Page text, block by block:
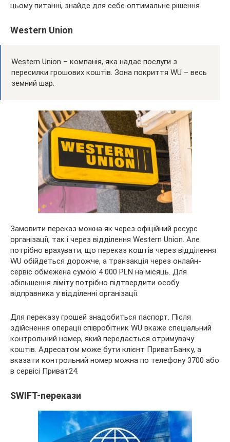
цьому питанні, знайде для себе оптимальне рішення.
Western Union
Western Union – компанія, яка надає послуги з
пересилки грошових коштів. Зона покриття WU – весь
земний шар.
Замовити переказ можна як через офіційний ресурс
організації, так і через відділення Western Union. Але
потрібно врахувати, що переказ коштів через відділення
WU обійдеться дорожче, а транзакція через онлайн-
сервіс обмежена сумою 4 000 PLN на місяць. Для
збільшення ліміту потрібно підтвердити особу
відправника у відділенні організації.
Для переказу грошей знадобиться паспорт. Після
здійснення операції співробітник WU вкаже спеціальний
контрольний номер, який передається отримувачу
коштів. Адресатом може бути клієнт ПриватБанку, а
вказати контрольний номер можна по телефону 3700 або
в сервісі Приват24.
SWIFT-перекази